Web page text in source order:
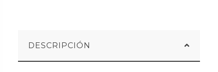
DESCRIPCIÓN